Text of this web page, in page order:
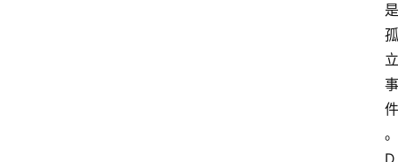
是
孤
立
事
件
。
D